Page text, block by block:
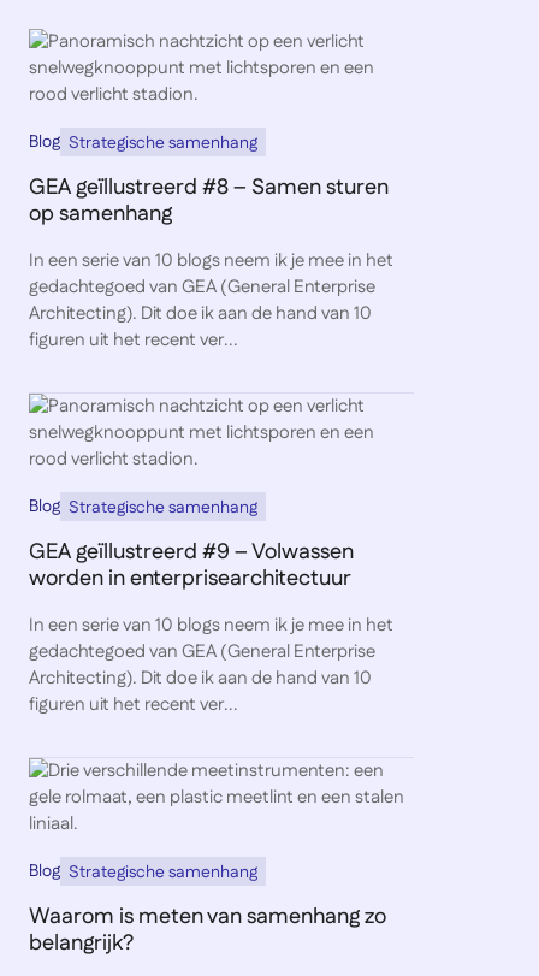
Blog Strategische samenhang
GEA geïllustreerd #8 – Samen sturen
op samenhang
In een serie van 10 blogs neem ik je mee in het
gedachtegoed van GEA (General Enterprise
Architecting). Dit doe ik aan de hand van 10
figuren uit het recent ver...
Blog Strategische samenhang
GEA geïllustreerd #9 – Volwassen
worden in enterprisearchitectuur
In een serie van 10 blogs neem ik je mee in het
gedachtegoed van GEA (General Enterprise
Architecting). Dit doe ik aan de hand van 10
figuren uit het recent ver...
Blog Strategische samenhang
Waarom is meten van samenhang zo
belangrijk?